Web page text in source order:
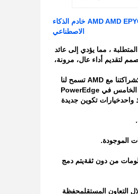
PowerEdge R7715 16SFF خادم AMD AMD EPYC 9135 3.65GHz 96GB RDIMM 6400MT/s 1.92TB SSD SATA 2*1500W خادم الذكاء
الاصطناعي
، مما يؤدي إلى عائد
شراكتنا مع AMD تسمح لنا
بتزويد العملاء بخادم 2U قوي يمكنه التعامل مع مجموعة متنوعة من أحمال العمل متعددة النواة.• معالج AMD EPYC من الجيل الخامس في PowerEdge
خيارات تكوين جديدة
الموجودة.
من دون ثقةيتم دمج
التعاون المستقلمحفظة